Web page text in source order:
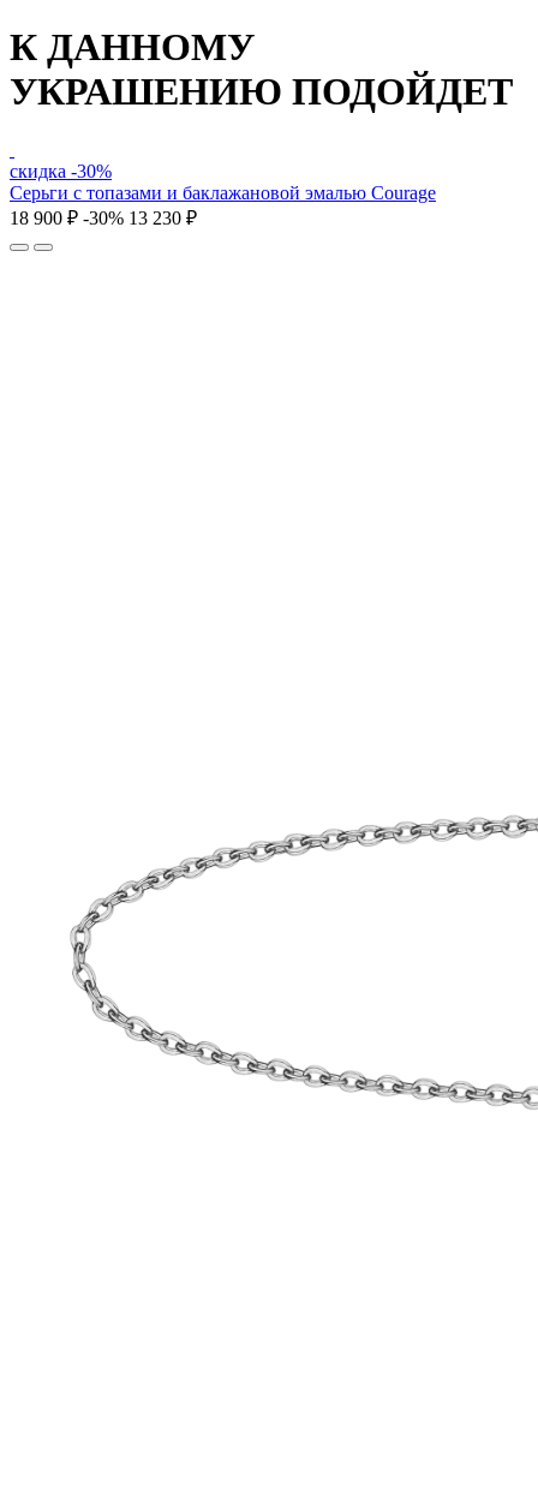
К ДАННОМУ
УКРАШЕНИЮ ПОДОЙДЕТ
скидка -30%
Серьги с топазами и баклажановой эмалью Courage
18 900 ₽ -30% 13 230 ₽